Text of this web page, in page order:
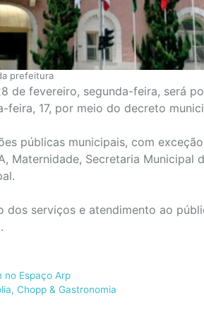
prefeitura
de fevereiro, segunda-feira, será
feira, 17, por meio do decreto
públicas municipais, com
Maternidade, Secretaria Municipal
serviços e atendimento ao
no Espaço Arp
Chopp & Gastronomia